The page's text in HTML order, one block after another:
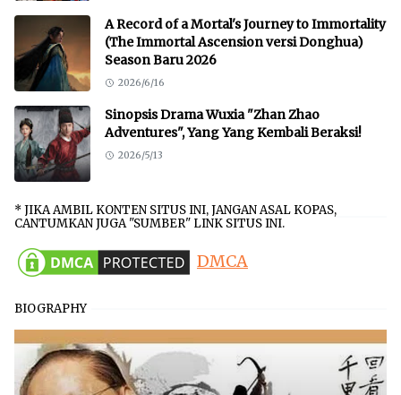
A Record of a Mortal's Journey to Immortality
(The Immortal Ascension versi Donghua)
Season Baru 2026
2026/6/16
Sinopsis Drama Wuxia "Zhan Zhao
Adventures", Yang Yang Kembali Beraksi!
2026/5/13
* JIKA AMBIL KONTEN SITUS INI, JANGAN ASAL KOPAS,
CANTUMKAN JUGA "SUMBER" LINK SITUS INI.
DMCA
BIOGRAPHY